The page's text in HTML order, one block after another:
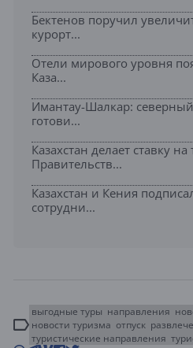
Бектенов поручил
курорт...
Отели мирового уровня
Каза...
Имантау-Шалкар: северный
готови...
Казахстан делает ставку
Правительств...
Казахстан и Кения
сотрудни...
выгодные туры направления
новости туризма отпуск
туристические направления